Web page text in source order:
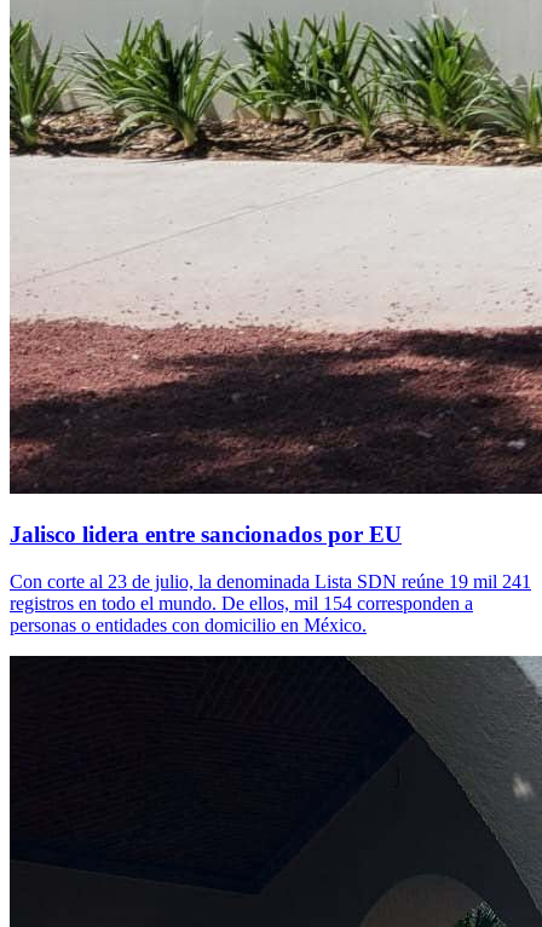
Jalisco lidera entre sancionados por EU
Con corte al 23 de julio, la denominada Lista SDN reúne 19 mil 241
registros en todo el mundo. De ellos, mil 154 corresponden a
personas o entidades con domicilio en México.